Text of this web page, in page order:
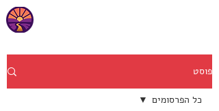
פוסט
כל הפרסומים